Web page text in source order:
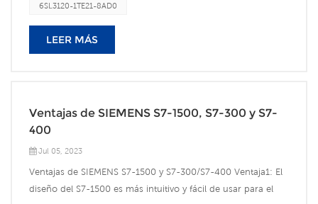
3AR02-0AAO1FL6067-1AC61-2AA16AV2123-2MA03-
0AX0 6ES7288-2QR16-0AA01FL6034-2AF21-1LA1Productos
de baja tensión de Siemens6ES7288-5BA01-0AAO6SL3210-
什/5SP/5SM2/6/5SV/5SJ/5SU1/
3NA/3NH/3NE/3NC/3ND6ES7288-3AQ02-0AA01FL6034-
2AF21-1LB16ES7288-5AQ01-0AA06FX3002-5CK01-
de motor del tamaño de un libro, tipo C/D, de 3 A a 30
A.Corriente nominal3A5A9A18 A30AMódulo de motor
único3A/9A50 mm5A/15A50 mm9A/27 A50 mm 18 A/54 A 50
mm 30 A/90A 100 mmMódulo de motor
o 100 mm Tipo CMódulo de motor único18A/36 A50
mm30A/56 A100 mmMódulo de motor
alimentación se ha movido hacia arriba, por lo que la altura
podría reducirse en 70 mm. Es 100% compacto y el panel
6SL3120-1TE21-8AD0
LEER MÁS
Ventajas de SIEMENS S7-1500, S7-300 y S7-
400
Jul 05, 2023
Ventajas de SIEMENS S7-1500 y S7-300/S7-400 Ventaja1: El
diseño del S7-1500 es más intuitivo y fácil de usar para el